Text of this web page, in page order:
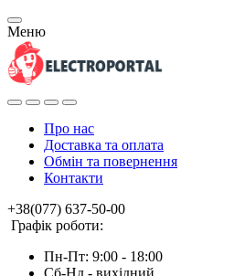
Меню
Про нас
Доставка та оплата
Обмін та повернення
Контакти
+38(077) 637-50-00
Графік роботи:
Пн-Пт: 9:00 - 18:00
Сб-Нд - вихідний